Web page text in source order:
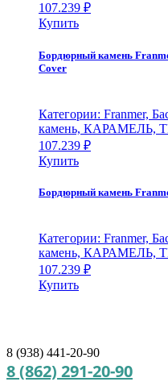
107.239 ₽
Купить
Бордюрный камень
Cover
Категории: Franmer,
камень, КАРАМЕЛЬ,
107.239 ₽
Купить
Бордюрный камень
Категории: Franmer,
камень, КАРАМЕЛЬ,
107.239 ₽
Купить
8 (938) 441-20-90
8 (862) 291-20-90